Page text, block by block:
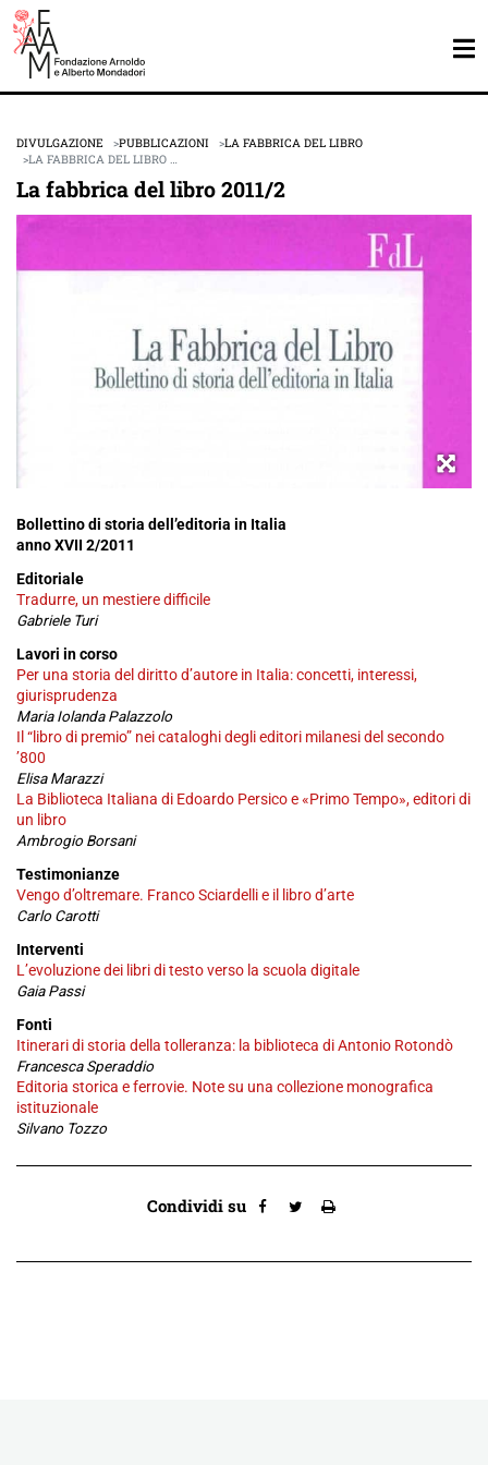
DIVULGAZIONE PUBBLICAZIONI
LA FABBRICA DEL LIBRO
LA FABBRICA DEL LIBRO …
La fabbrica del libro 2011/2
Condividi su
Bollettino di storia dell’editoria in Italia
annoXVII 2/2011
Editoriale
Tradurre, un mestiere difficile
Gabriele Turi
Lavori in corso
Per una storia del diritto d’autore in Italia: concetti, interessi,
giurisprudenza
Maria Iolanda Palazzolo
Il “libro di premio” nei cataloghi degli editori milanesi del secondo
’800
Elisa Marazzi
La Biblioteca Italiana di Edoardo Persico e «Primo Tempo», editori di
un libro
Ambrogio Borsani
Testimonianze
Vengo d’oltremare. Franco Sciardelli e il libro d’arte
Carlo Carotti
Interventi
L’evoluzione dei libri di testo verso la scuola digitale
Gaia Passi
Fonti
Itinerari di storia della tolleranza: la biblioteca di Antonio Rotondò
Francesca Speraddio
Editoria storica e ferrovie. Note su una collezione monografica
istituzionale
Silvano Tozzo